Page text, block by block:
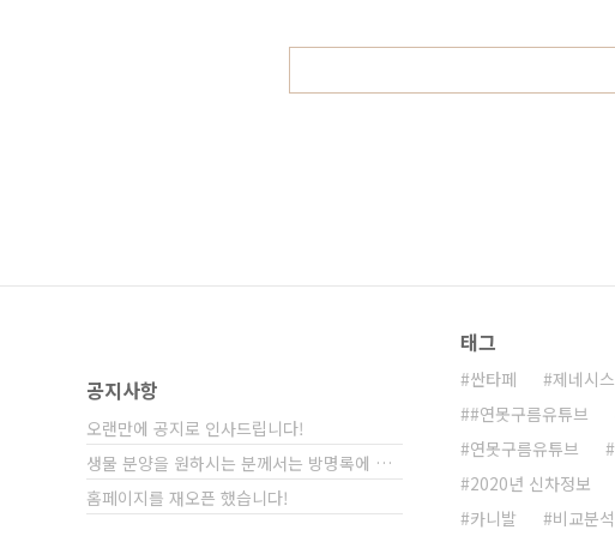
공지사항
오랜만에 공지로 인사드립니다!
생물 분양을 원하시는 분께서는 방명록에 비밀글⋯
홈페이지를 재오픈 했습니다!
태그
싼타페 제네시스
#연못구름유튜브
연못구름유튜브
2020년 신차정보
카니발
비교분석